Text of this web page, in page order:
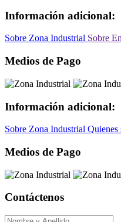
Información adicional:
Sobre Zona Industrial Sobre
Medios de Pago
Información adicional:
Sobre Zona Industrial Quienes
Medios de Pago
Contáctenos